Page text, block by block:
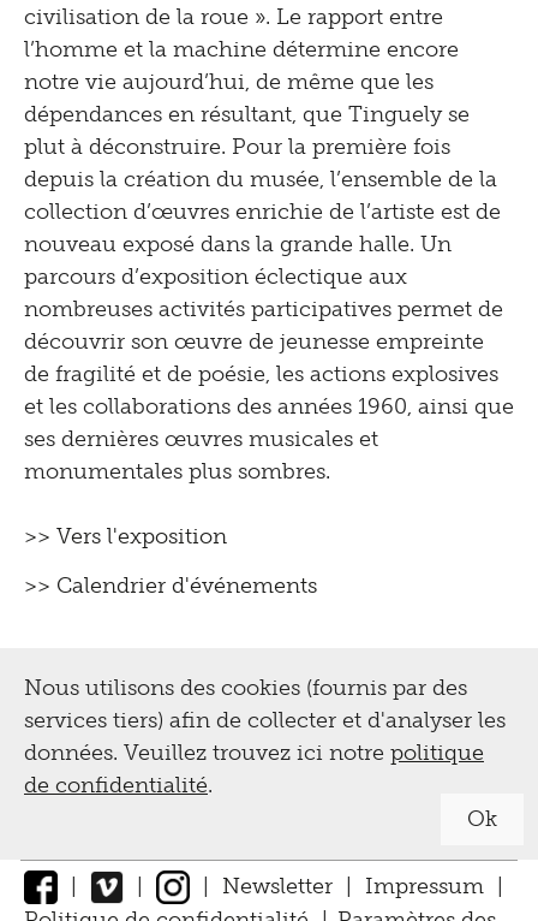
civilisation de la roue ». Le rapport entre
l’homme et la machine détermine encore
notre vie aujourd’hui, de même que les
dépendances en résultant, que Tinguely se
plut à déconstruire. Pour la première fois
depuis la création du musée, l’ensemble de la
collection d’œuvres enrichie de l’artiste est de
nouveau exposé dans la grande halle. Un
parcours d’exposition éclectique aux
nombreuses activités participatives permet de
découvrir son œuvre de jeunesse empreinte
de fragilité et de poésie, les actions explosives
et les collaborations des années 1960, ainsi que
ses dernières œuvres musicales et
monumentales plus sombres.
>> Vers l'exposition
>> Calendrier d'événements
Nous utilisons des cookies (fournis par des
services tiers) afin de collecter et d'analyser les
données. Veuillez trouvez ici notre politique
de confidentialité.
Ok
| | | Newsletter | Impressum |